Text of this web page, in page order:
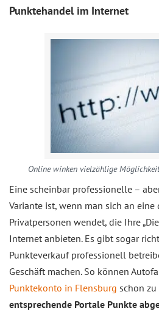
Punktehandel im Internet
Online winken vielzählige
Eine scheinbar professionelle –
Variante ist, wenn man sich an
Privatpersonen wendet, die Ihre
Internet anbieten. Es gibt sogar
Punkteverkauf professionell
Geschäft machen. So können
Punktekonto in Flensburg schon
entsprechende Portale Punkte